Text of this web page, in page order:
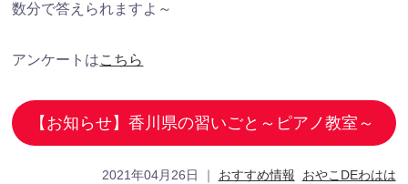
数分で答えられますよ～
アンケートはこちら
【お知らせ】香川県の習いごと～ピアノ教室～
2021年04月26日 ｜ おすすめ情報 おやこDEわはは